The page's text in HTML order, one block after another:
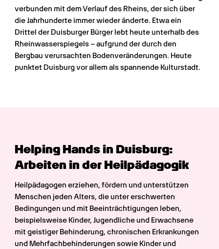
verbunden mit dem Verlauf des Rheins, der sich über
die Jahrhunderte immer wieder änderte. Etwa ein
Drittel der Duisburger Bürger lebt heute unterhalb des
Rheinwasserspiegels – aufgrund der durch den
Bergbau verursachten Bodenveränderungen. Heute
punktet Duisburg vor allem als spannende Kulturstadt.
Helping Hands in Duisburg:
Arbeiten in der Heilpädagogik
Heilpädagogen erziehen, fördern und unterstützen
Menschen jeden Alters, die unter erschwerten
Bedingungen und mit Beeinträchtigungen leben,
beispielsweise Kinder, Jugendliche und Erwachsene
mit geistiger Behinderung, chronischen Erkrankungen
und Mehrfachbehinderungen sowie Kinder und